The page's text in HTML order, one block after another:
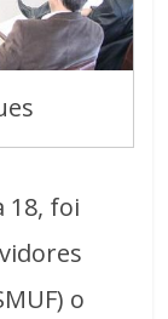
18, foi
o